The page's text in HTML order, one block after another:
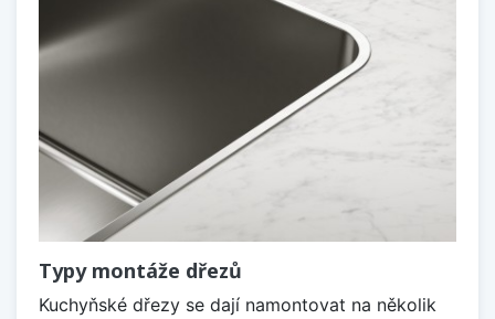
Typy montáže dřezů
Kuchyňské dřezy se dají namontovat na několik